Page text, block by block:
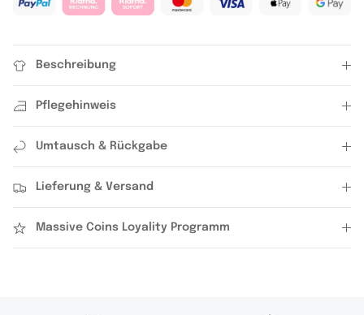
Beschreibung
Pflegehinweis
Umtausch & Rückgabe
Lieferung & Versand
Massive Coins Loyality Programm